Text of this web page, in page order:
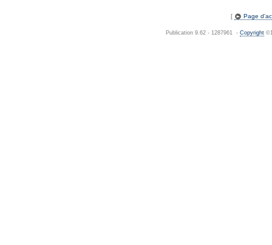
[ Page
Publication 9.62 - 1287961 - Copyright